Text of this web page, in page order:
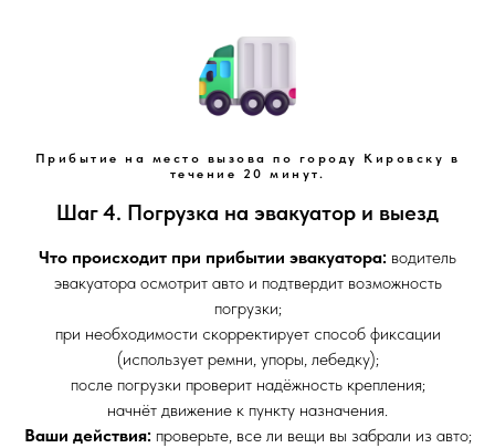
Прибытие на место вызова по городу Кировску в
течение 20 минут.
Шаг 4. Погрузка на эвакуатор и выезд
Что происходит при прибытии эвакуатора: водитель
эвакуатора осмотрит авто и подтвердит возможность
погрузки;
при необходимости скорректирует способ фиксации
(использует ремни, упоры, лебедку);
после погрузки проверит надёжность крепления;
начнёт движение к пункту назначения.
Ваши действия: проверьте, все ли вещи вы забрали из авто;